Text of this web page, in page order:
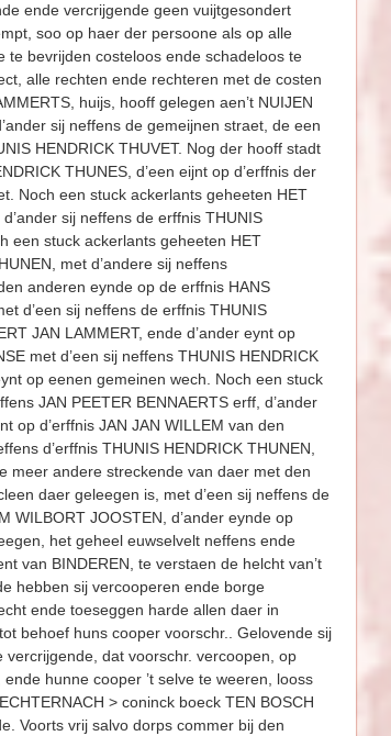
ende vercrijgende geen vuijtgesondert
soo op haer der persoone als op alle
te bevrijden costeloos ende schadeloos te
alle rechten ende rechteren met de costen
huijs, hooff gelegen aen’t NUIJEN
sij neffens de gemeijnen straet, de een
HENDRICK THUVET. Nog der hooff stadt
THUNES, d’een eijnt op d’erffnis der
Noch een stuck ackerlants geheeten HET
sij neffens de erffnis THUNIS
een stuck ackerlants geheeten HET
met d’andere sij neffens
anderen eynde op de erffnis HANS
d’een sij neffens de erffnis THUNIS
JAN LAMMERT, ende d’ander eynt op
met d’een sij neffens THUNIS HENDRICK
op eenen gemeinen wech. Noch een stuck
JAN PEETER BENNAERTS erff, d’ander
op d’erffnis JAN JAN WILLEM van den
d’erffnis THUNIS HENDRICK THUNEN,
meer andere streckende van daer met den
daer geleegen is, met d’een sij neffens de
WILBORT JOOSTEN, d’ander eynde op
het geheel euwselvelt neffens ende
van BINDEREN, te verstaen de helcht van’t
hebben sij vercooperen ende borge
ende toeseggen harde allen daer in
behoef huns cooper voorschr.. Gelovende sij
dat voorschr. vercoopen, op
hunne cooper ’t selve te weeren, looss
> coninck boeck TEN BOSCH
Voorts vrij salvo dorps commer bij den